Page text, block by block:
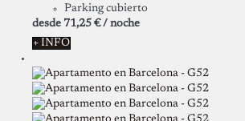
Parking cubierto
desde 71,25 € / noche
+ INFO